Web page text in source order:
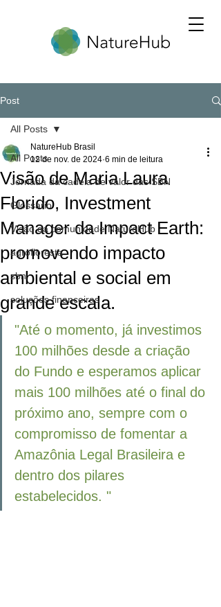
Post
All Posts
Jornada da cadeia de valor das SBN
Glossario
Visão da comunidade NatureHub
agrofloresta
sbn
soluções financeiras
All Posts
Visão de Maria Laura
Florido, Investment
Manager da Impact Earth:
promovendo impacto
ambiental e social em
grande escala.
NatureHub Brasil
12 de nov. de 2024 6 min de leitura
"Até o momento, já investimos
100 milhões desde a criação
do Fundo e esperamos aplicar
mais 100 milhões até o final do
próximo ano, sempre com o
compromisso de fomentar a
Amazônia Legal Brasileira e
dentro dos pilares